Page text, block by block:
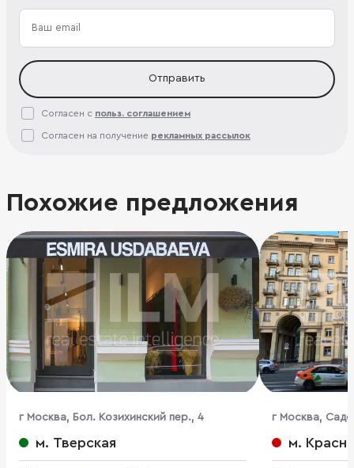
Отправить
Согласен с польз. соглашением
Согласен на получение рекламных рассылок
Похожие предложения
г Москва, Бол. Козихинский пер., 4
м. Тверская
г Москва,
13/3, кор. 1
м.